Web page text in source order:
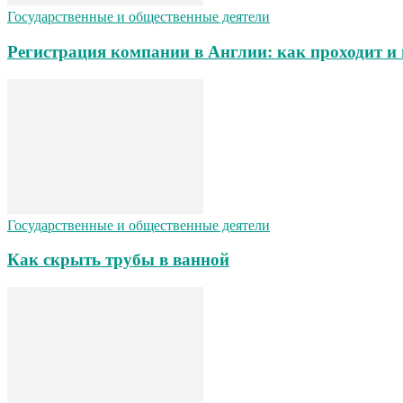
Государственные и общественные деятели
Регистрация компании в Англии: как проходит и
Государственные и общественные деятели
Как скрыть трубы в ванной